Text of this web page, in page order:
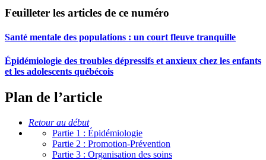
Feuilleter les articles de ce numéro
Santé mentale des populations : un court fleuve tranquille
Épidémiologie des troubles dépressifs et anxieux chez les enfants
et les adolescents québécois
Plan de l’article
Retour au début
Partie 1 : Épidémiologie
Partie 2 : Promotion-Prévention
Partie 3 : Organisation des soins